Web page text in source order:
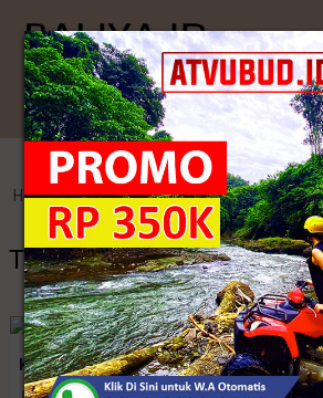
Kategori
Home >Endek Bali >Tenun Ikat Bali Yang
Tenun Ikat Bali Yang
Kamen Endek Semi Lasem